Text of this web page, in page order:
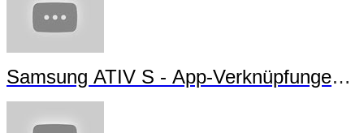
Samsung ATIV S - App-Verknüpfungen